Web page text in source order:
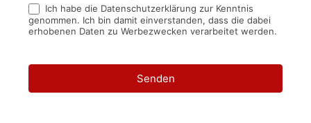
Ich habe die Datenschutzerklärung zur Kenntnis
genommen. Ich bin damit einverstanden, dass die dabei
erhobenen Daten zu Werbezwecken verarbeitet werden.
Senden